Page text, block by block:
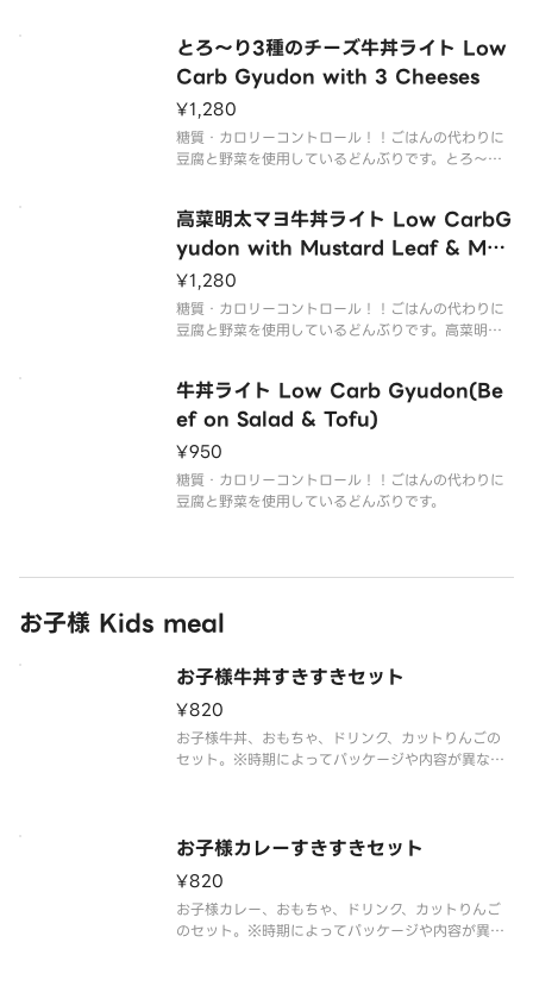
とろ～り3種のチーズ牛丼ライト Low
Carb Gyudon with 3 Cheeses
¥1,280
糖質・カロリーコントロール！！ごはんの代わりに
豆腐と野菜を使用しているどんぶりです。とろ～り3
高菜明太マヨ牛丼ライト Low CarbG
yudon with Mustard Leaf & Men
tai Mayo-Flavor Sauce
¥1,280
糖質・カロリーコントロール！！ごはんの代わりに
豆腐と野菜を使用しているどんぶりです。高菜明太
牛丼ライト Low Carb Gyudon(Be
ef on Salad & Tofu)
¥950
糖質・カロリーコントロール！！ごはんの代わりに
豆腐と野菜を使用しているどんぶりです。
お子様 Kids meal
お子様牛丼すきすきセット
¥820
お子様牛丼、おもちゃ、ドリンク、カットりんごの
セット。※時期によってパッケージや内容が異なる
い。
お子様カレーすきすきセット
¥820
お子様カレー、おもちゃ、ドリンク、カットりんご
のセット。※時期によってパッケージや内容が異な